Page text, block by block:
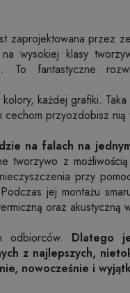
zaprojektowana przez
wysokiej klasy
To fantastyczne
każdej grafiki.
przyozdobisz nią
na falach na
tworzywo z
przy
jej montażu
oraz akustyczną
odbiorców. Dlatego
z najlepszych,
nowocześnie i